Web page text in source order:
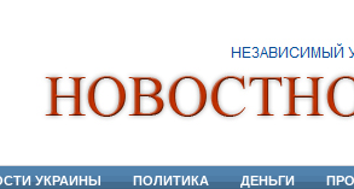
УКРАИНЫ ПОЛИТИКА ДЕНЬГИ